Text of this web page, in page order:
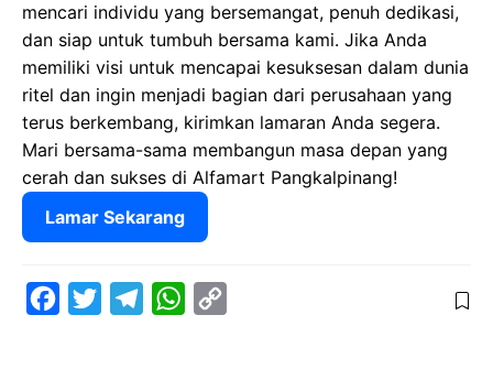
mencari individu yang bersemangat, penuh dedikasi,
dan siap untuk tumbuh bersama kami. Jika Anda
memiliki visi untuk mencapai kesuksesan dalam dunia
ritel dan ingin menjadi bagian dari perusahaan yang
terus berkembang, kirimkan lamaran Anda segera.
Mari bersama-sama membangun masa depan yang
cerah dan sukses di Alfamart Pangkalpinang!
Lamar Sekarang
W